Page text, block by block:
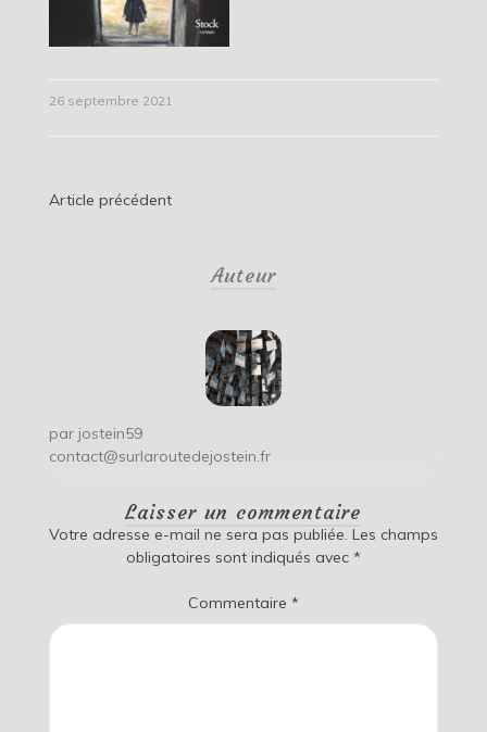
26 septembre 2021
Navigation
Article précédent
Auteur
par jostein59
contact@surlaroutedejostein.fr
Laisser un commentaire
Votre adresse e-mail ne sera pas publiée. Les champs
obligatoires sont indiqués avec *
Commentaire *